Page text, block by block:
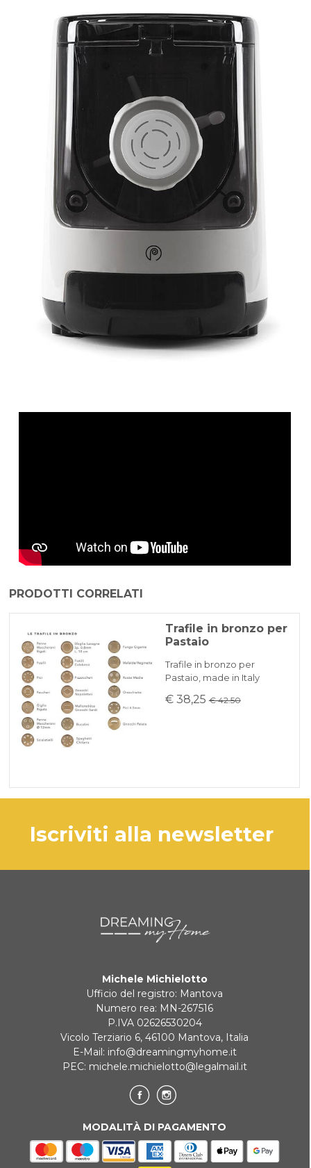
PRODOTTI CORRELATI
Trafile in bronzo per
Pastaio
Trafile in bronzo per
Pastaio, made in Italy
€ 38,25 € 42.50
iscriviti alla newsletter
Michele Michielotto
Ufficio del registro: Mantova
Numero rea: MN-267516
P.IVA 02626530204
Vicolo Terziario 6, 46100 Mantova, Italia
E-Mail: info@dreamingmyhome.it
PEC: michele.michielotto@legalmail.it
MODALITÀ DI PAGAMENTO